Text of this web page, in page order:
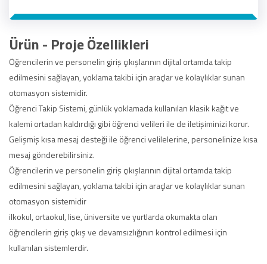
Ürün - Proje Özellikleri
Öğrencilerin ve personelin giriş çıkışlarının dijital ortamda takip
edilmesini sağlayan, yoklama takibi için araçlar ve kolaylıklar sunan
otomasyon sistemidir.
Öğrenci Takip Sistemi, günlük yoklamada kullanılan klasik kağıt ve
kalemi ortadan kaldırdığı gibi öğrenci velileri ile de iletişiminizi korur.
Gelişmiş kısa mesaj desteği ile öğrenci velilelerine, personelinize kısa
mesaj gönderebilirsiniz.
Öğrencilerin ve personelin giriş çıkışlarının dijital ortamda takip
edilmesini sağlayan, yoklama takibi için araçlar ve kolaylıklar sunan
otomasyon sistemidir
ilkokul, ortaokul, lise, üniversite ve yurtlarda okumakta olan
öğrencilerin giriş çıkış ve devamsızlığının kontrol edilmesi için
kullanılan sistemlerdir.